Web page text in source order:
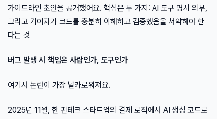
가이드라인 초안을 공개했어요. 핵심은 두 가지: AI 도구 명시 의무,
그리고 기여자가 코드를 충분히 이해하고 검증했음을 서약해야 한
다는 것.
버그 발생 시 책임은 사람인가, 도구인가
여기서 논란이 가장 날카로워져요.
2025년 11월, 한 핀테크 스타트업의 결제 로직에서 AI 생성 코드로